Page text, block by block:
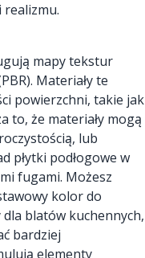
realizmu.
mapy tekstur
Materiały te
powierzchni, takie jak
to, że materiały mogą
lub
płytki podłogowe w
fugami. Możesz
kolor do
blatów kuchennych,
bardziej
elementy